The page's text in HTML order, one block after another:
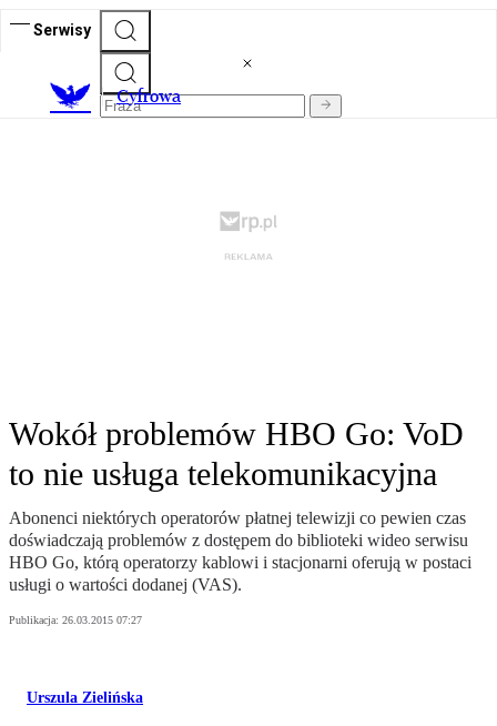
Serwisy
Cyfrowa
Wokół problemów HBO Go: VoD
to nie usługa telekomunikacyjna
Abonenci niektórych operatorów płatnej telewizji co pewien czas
doświadczają problemów z dostępem do biblioteki wideo serwisu
HBO Go, którą operatorzy kablowi i stacjonarni oferują w postaci
usługi o wartości dodanej (VAS).
Publikacja: 26.03.2015 07:27
Urszula Zielińska